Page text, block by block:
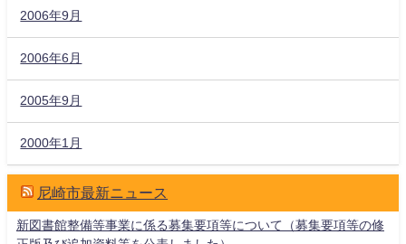
2006年9月
2006年6月
2005年9月
2000年1月
尼崎市最新ニュース
新図書館整備等事業に係る募集要項等について（募集要項等の修